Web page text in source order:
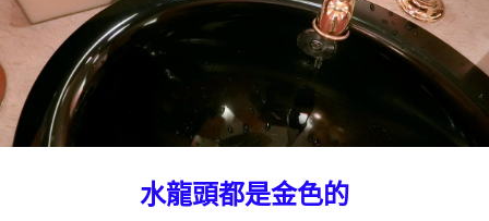
水龍頭都是金色的